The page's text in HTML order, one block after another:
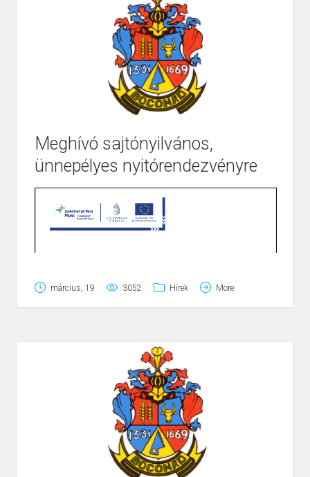
/1
Page 1/ Zoom100%
Meghívó sajtónyilvános,
ünnepélyes nyitórendezvényre
március, 19 3052 Hírek More